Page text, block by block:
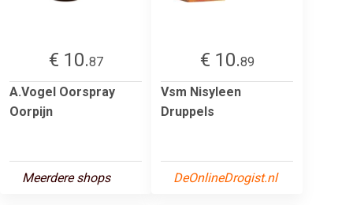
€ 10.87
A.Vogel Oorspray
Oorpijn
Meerdere shops
€ 10.89
Vsm Nisyleen
Druppels
DeOnlineDrogist.nl